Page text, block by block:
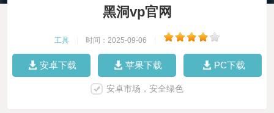
黑洞vp官网
工具 时间：2025-09-06
安卓下载 苹果下载 PC下载
安卓市场，安全绿色